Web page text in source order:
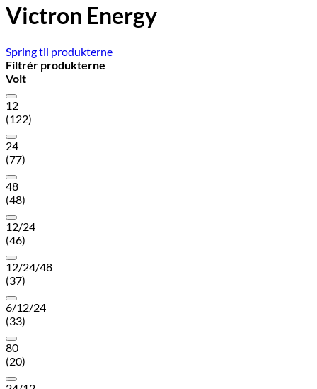
Victron Energy
Spring til produkterne
Filtrér produkterne
Volt
12
(122)
24
(77)
48
(48)
12/24
(46)
12/24/48
(37)
6/12/24
(33)
80
(20)